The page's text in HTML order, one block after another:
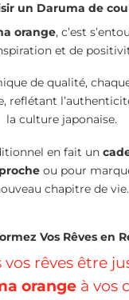
un Daruma de
orange, c’est
et de
de qualité,
reflétant
la culture japonaise.
en fait un
ou pour
chapitre de vie.
Vos Rêves en
vos rêves être
orange à vos